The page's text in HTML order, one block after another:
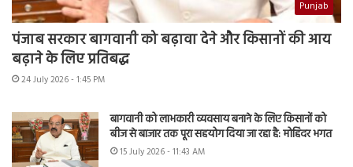
Punjab
पंजाब सरकार बागवानी को बढ़ावा देने और किसानों की आय
बढ़ाने के लिए प्रतिबद्ध
24 July 2026 - 1:45 PM
बागवानी को लाभकारी व्यवसाय बनाने के लिए किसानों को
बीज से बाजार तक पूरा सहयोग दिया जा रहा है: मोहिंदर भगत
15 July 2026 - 11:43 AM